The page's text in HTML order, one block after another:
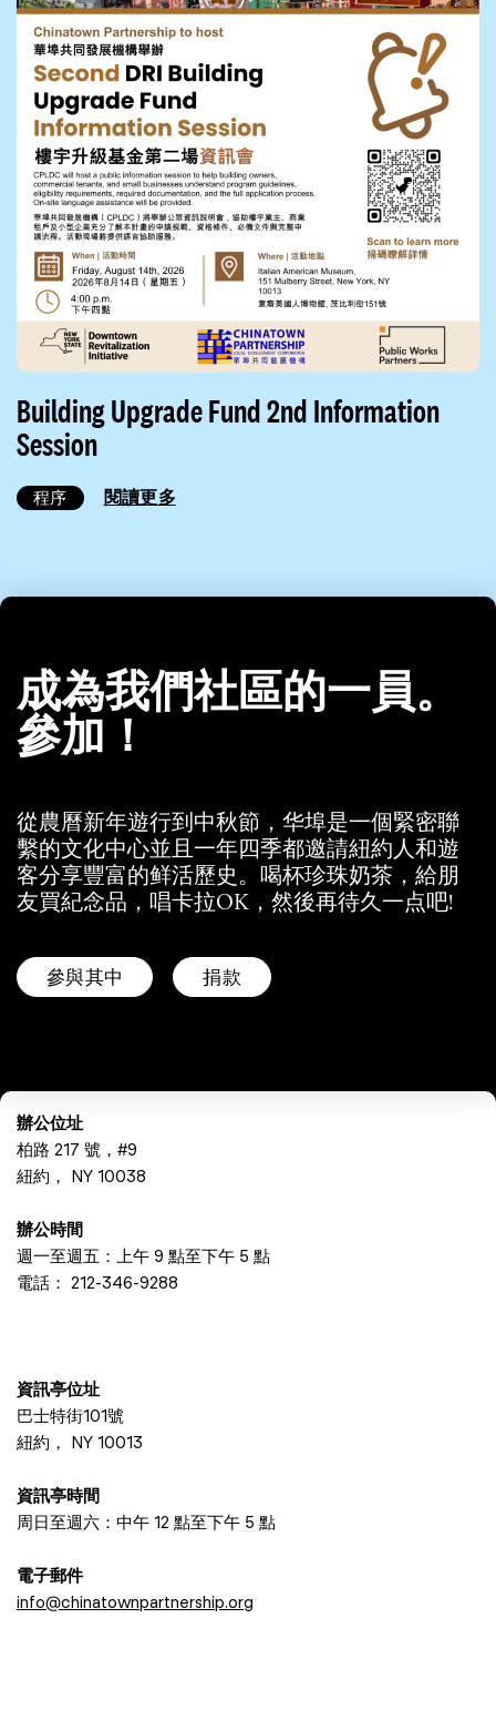
Building Upgrade Fund 2nd Information
Session
程序 閱讀更多
成為我們社區的一員。
參加！
從農曆新年遊行到中秋節，华埠是一個緊密聯
繫的文化中心並且一年四季都邀請紐約人和遊
客分享豐富的鲜活歷史。喝杯珍珠奶茶，給朋
友買紀念品，唱卡拉OK，然後再待久一点吧!
參與其中 捐款
辦公位址
柏路 217 號，#9
紐約， NY 10038
辦公時間
週一至週五：上午 9 點至下午 5 點
電話： 212-346-9288
資訊亭位址
巴士特街101號
紐約， NY 10013
資訊亭時間
周日至週六：中午 12 點至下午 5 點
電子郵件
info@chinatownpartnership.org